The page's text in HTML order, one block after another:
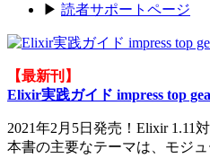
▶ 読者サポートページ
【最新刊】
Elixir実践ガイド impress top
2021年2月5日発売！Elixir 1.11対
本書の主要なテーマは、モジ